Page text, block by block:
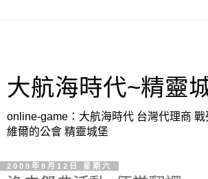
大航海時代~精靈
online-game：大航海時代 台灣代理商
維爾的公會 精靈城堡
2009年9月12日 星期六